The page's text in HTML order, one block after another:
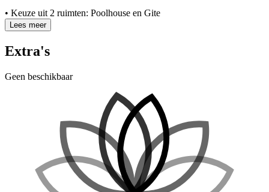
• Keuze uit 2 ruimten: Poolhouse en Gite
Lees meer
Extra's
Geen beschikbaar